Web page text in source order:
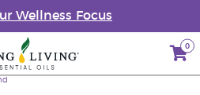
Wellness Focus
0